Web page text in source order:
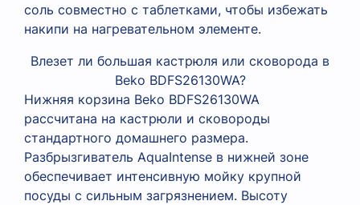
соль совместно с таблетками, чтобы избежать
накипи на нагревательном элементе.
Влезет ли большая кастрюля или сковорода в
Beko BDFS26130WA?
Нижняя корзина Beko BDFS26130WA
рассчитана на кастрюли и сковороды
стандартного домашнего размера.
Разбрызгиватель AquaIntense в нижней зоне
обеспечивает интенсивную мойку крупной
посуды с сильным загрязнением. Высоту